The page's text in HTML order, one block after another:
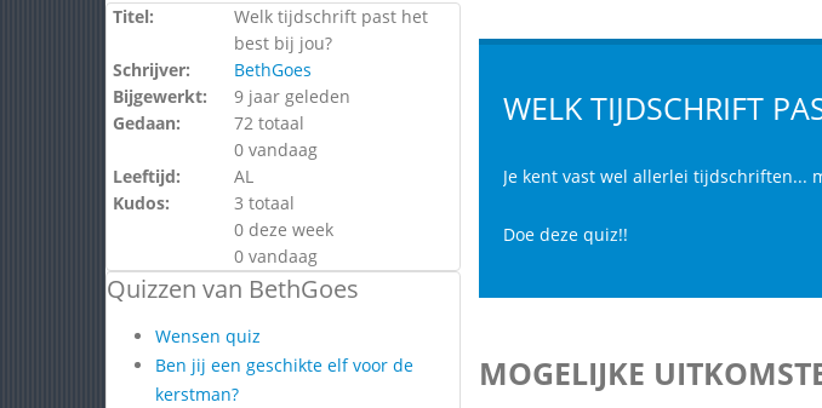
Titel:
Welk tijdschrift past het
best bij jou?
Schrijver:
BethGoes
Bijgewerkt:
9 jaar geleden
Gedaan:
72 totaal
0 vandaag
Leeftijd:
AL
Kudos:
3 totaal
0 deze week
0 vandaag
Quizzen van BethGoes
Wensen quiz
Ben jij een geschikte elf voor de
kerstman?
WELK TIJDSCHRIFT
Je kent vast wel allerlei tijdschriften...
Doe deze quiz!!
MOGELIJKE